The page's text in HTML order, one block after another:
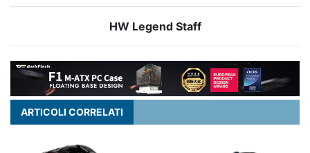
HW Legend Staff
ARTICOLI CORRELATI